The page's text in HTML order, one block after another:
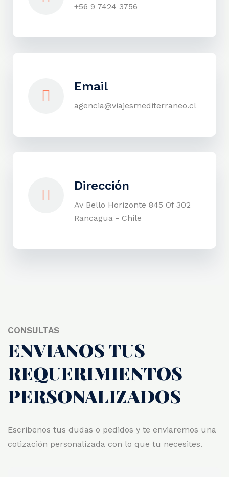
+56 9 7424 3756
Email
agencia@viajesmediterraneo.cl
Dirección
Av Bello Horizonte 845 Of 302
Rancagua - Chile
CONSULTAS
ENVIANOS TUS
REQUERIMIENTOS
PERSONALIZADOS
Escribenos tus dudas o pedidos y te enviaremos una
cotización personalizada con lo que tu necesites.